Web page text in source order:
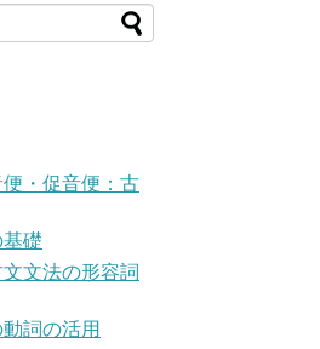
・促音便：古
礎
文法の形容詞
詞の活用